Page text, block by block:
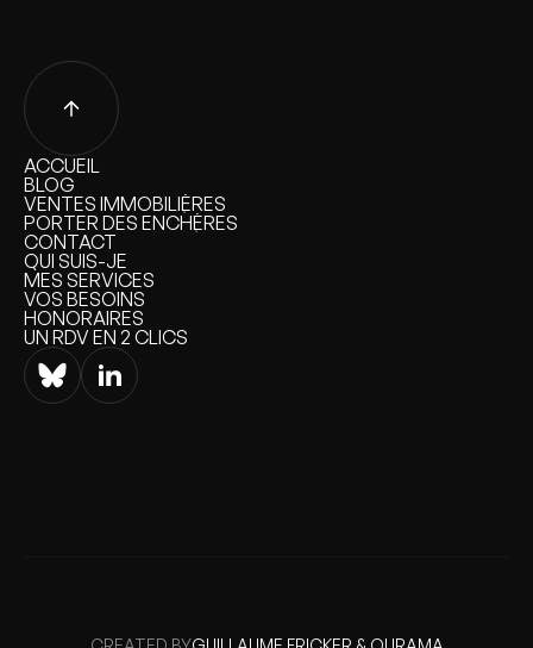
ACCUEIL
ACCUEIL
BLOG
BLOG
VENTES IMMOBILIÈRES
VENTES IMMOBILIÈRES
PORTER DES ENCHÈRES
PORTER DES ENCHÈRES
CONTACT
CONTACT
QUI SUIS-JE
QUI SUIS-JE
MES SERVICES
MES SERVICES
VOS BESOINS
VOS BESOINS
HONORAIRES
HONORAIRES
UN RDV EN 2 CLICS
UN RDV EN 2 CLICS